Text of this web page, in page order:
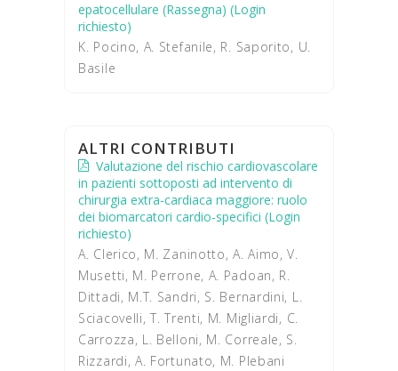
epatocellulare (Rassegna) (Login
richiesto)
K. Pocino, A. Stefanile, R. Saporito, U.
Basile
ALTRI CONTRIBUTI
Valutazione del rischio cardiovascolare
in pazienti sottoposti ad intervento di
chirurgia extra-cardiaca maggiore: ruolo
dei biomarcatori cardio-specifici (Login
richiesto)
A. Clerico, M. Zaninotto, A. Aimo, V.
Musetti, M. Perrone, A. Padoan, R.
Dittadi, M.T. Sandri, S. Bernardini, L.
Sciacovelli, T. Trenti, M. Migliardi, C.
Carrozza, L. Belloni, M. Correale, S.
Rizzardi, A. Fortunato, M. Plebani